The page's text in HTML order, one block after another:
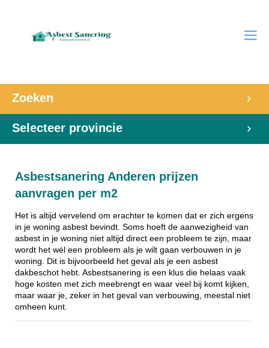
Zoeken
Selecteer provincie
Asbestsanering Anderen prijzen
aanvragen per m2
Het is altijd vervelend om erachter te komen dat er zich ergens
in je woning asbest bevindt. Soms hoeft de aanwezigheid van
asbest in je woning niet altijd direct een probleem te zijn, maar
wordt het wél een probleem als je wilt gaan verbouwen in je
woning. Dit is bijvoorbeeld het geval als je een asbest
dakbeschot hebt. Asbestsanering is een klus die helaas vaak
hoge kosten met zich meebrengt en waar veel bij komt kijken,
maar waar je, zeker in het geval van verbouwing, meestal niet
omheen kunt.